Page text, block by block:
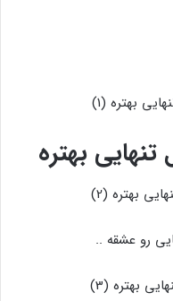
بهتره
رو عشقه ..